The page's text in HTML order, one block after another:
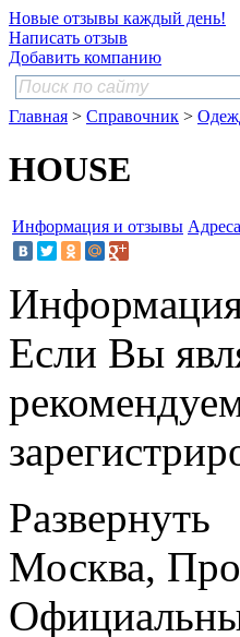
Новые отзывы каждый день!
Написать отзыв
Добавить компанию
Главная > Справочник >
HOUSE
Информация и отзывы
Если Вы
Развернуть
Москва,